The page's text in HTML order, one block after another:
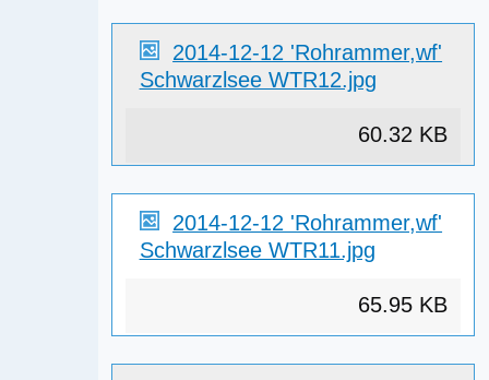
2014-12-12 'Rohrammer,wf'
Schwarzlsee WTR12.jpg
60.32 KB
2014-12-12 'Rohrammer,wf'
Schwarzlsee WTR11.jpg
65.95 KB